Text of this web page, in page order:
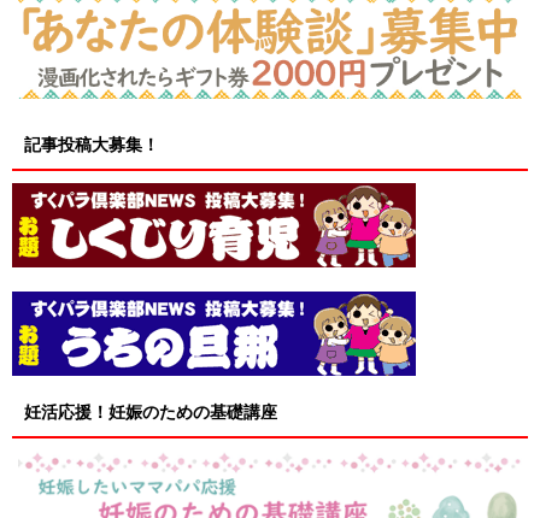
記事投稿大募集！
妊活応援！妊娠のための基礎講座